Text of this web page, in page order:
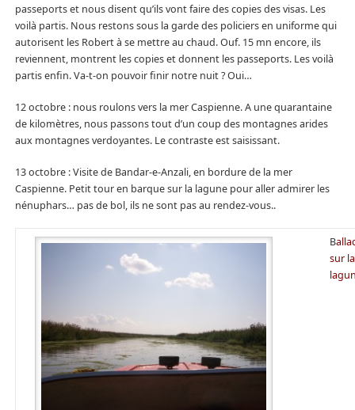
passeports et nous disent qu’ils vont faire des copies des visas. Les
voilà partis. Nous restons sous la garde des policiers en uniforme qui
autorisent les Robert à se mettre au chaud. Ouf. 15 mn encore, ils
reviennent, montrent les copies et donnent les passeports. Les voilà
partis enfin. Va-t-on pouvoir finir notre nuit ? Oui…
12 octobre : nous roulons vers la mer Caspienne. A une quarantaine
de kilomètres, nous passons tout d’un coup des montagnes arides
aux montagnes verdoyantes. Le contraste est saisissant.
13 octobre : Visite de Bandar-e-Anzali, en bordure de la mer
Caspienne. Petit tour en barque sur la lagune pour aller admirer les
nénuphars… pas de bol, ils ne sont pas au rendez-vous..
B
sur la